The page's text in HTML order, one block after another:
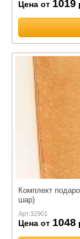
Цена от 1019
Комплект
шар)
Арт.32901
Цена от 1048